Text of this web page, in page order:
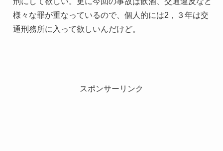
様々な罪が重なっているので、個人的には2，３年は交
通刑務所に入って欲しいんだけど。
スポンサーリンク